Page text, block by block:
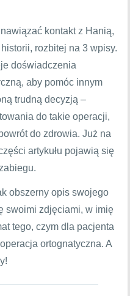
kontakt z Hanią,
rozbitej na 3 wpisy.
doświadczenia
aby pomóc innym
trudną decyzją –
do takie operacji,
do zdrowia. Już na
artykułu pojawią się
obszerny opis swojego
swoimi zdjęciami, w imię
tego, czym dla pacjenta
ortognatyczna. A